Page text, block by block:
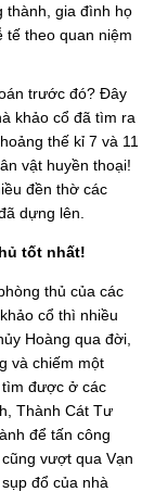
thành, gia đình họ
tế theo quan niệm
trước đó? Đây
khảo cổ đã tìm ra
thế kỉ 7 và 11
vật huyền thoại!
đền thờ các
dựng lên.
tốt nhất!
thủ của các
cổ thì nhiều
Hoàng qua đời,
và chiếm một
được ở các
Thành Cát Tư
để tấn công
vượt qua Vạn
đổ của nhà